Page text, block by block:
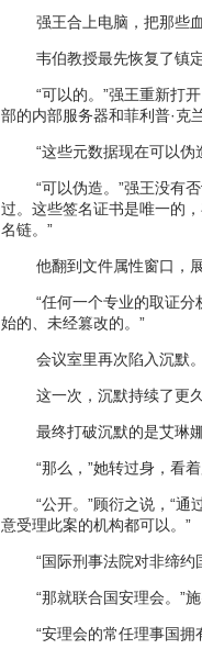
强王合上电脑，把那些
韦伯教授最先恢复了镇
“可以的。 ”强王重新打
部的内部服务器和菲利普·克
“这些元数据现在可以伪
“可以伪造。 ”强王没有
过。这些签名证书是唯一的
名链。 ”
他翻到文件属性窗口，
“任何一个专业的取证分
始的、未经篡改的。 ”
会议室里再次陷入沉默
这一次，沉默持续了更
最终打破沉默的是艾琳
“那么， ”她转过身，看
“公开。 ”顾衍之说， “通
意受理此案的机构都可以。 ”
“国际刑事法院对非缔约
“那就联合国安理会。 ”
“安理会的常任理事国拥